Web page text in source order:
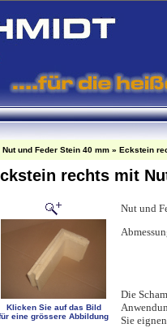
Nut und Feder Stein 40 mm » Eckstein
rechts mit
Klicken Sie auf das Bild
eine grössere Abbildung
Nut und
Die
Sie